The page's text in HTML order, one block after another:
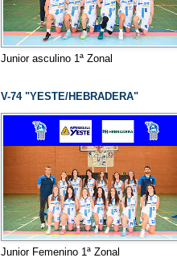
Junior asculino 1ª Zonal
V-74 "YESTE/HEBRADERA"
Junior Femenino 1ª Zonal